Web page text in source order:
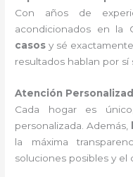
Con años de
acondicionados en la
casos y sé
resultados hablan por sí
Atención
Cada hogar es
personalizada. Además,
la máxima
soluciones posibles y el